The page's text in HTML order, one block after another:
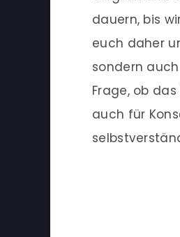
dauern, bis
euch daher
sondern
Frage, ob
auch für